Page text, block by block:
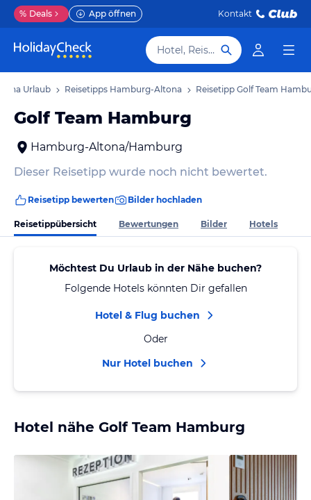
% Deals App öffnen Kontakt
Hotel, Reiseziel
Urlaub Reisetipps Hamburg-Altona Reisetipp Golf Team
Golf Team Hamburg
Hamburg-Altona/Hamburg
Dieser Reisetipp wurde noch nicht bewertet.
Reisetipp bewerten Bilder hochladen
Reisetippübersicht Bewertungen Bilder Hotels
Möchtest Du Urlaub in der Nähe buchen?
Folgende Hotels könnten Dir gefallen
Hotel & Flug buchen
Oder
Nur Hotel buchen
Hotel nähe Golf Team Hamburg